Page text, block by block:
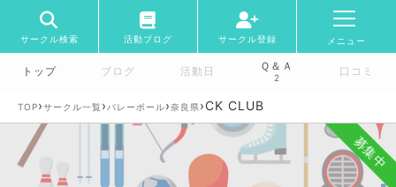
サークル検索 活動ブログ サークル登録 メニュー
トップ ブログ 活動日 Ｑ＆Ａ
2 口コミ
TOP›サークル一覧 › バレーボール›奈良県›CK CLUB
募集中